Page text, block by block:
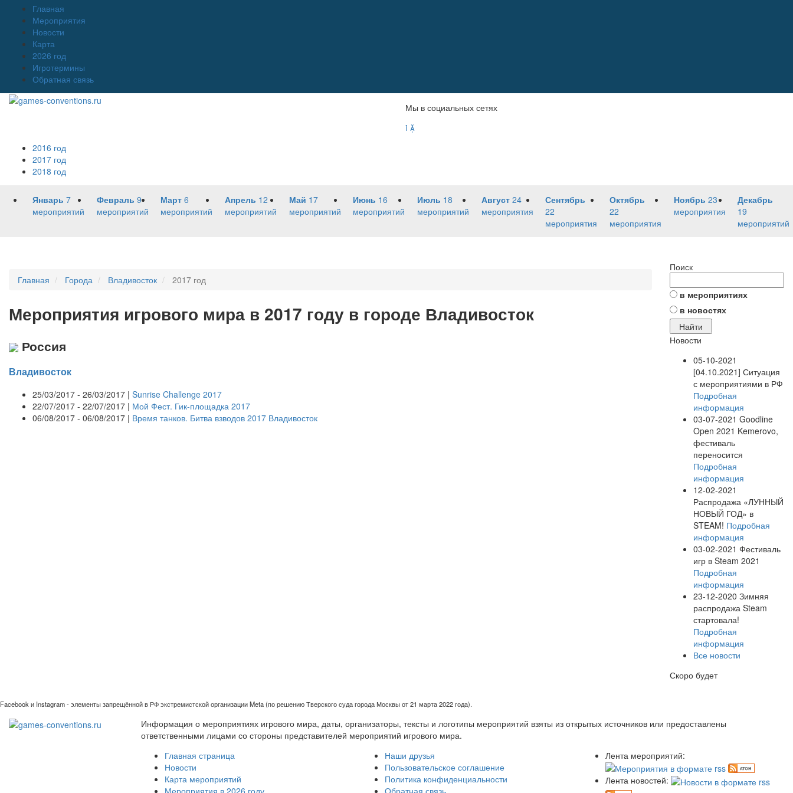
Главная
Мероприятия
Новости
Карта
2026 год
Игротермины
Обратная связь
Мы в социальных сетях
 
2016 год
2017 год
2018 год
Январь 7
мероприятий
Февраль 9
мероприятий
Март 6
мероприятий
Апрель 12
мероприятий
Май 17
мероприятий
Июнь 16
мероприятий
Июль 18
мероприятий
Август 24
мероприятия
Сентябрь
22
мероприятия
Октябрь
22
мероприятия
Ноябрь 23
мероприятия
Декабрь
19
мероприятий
Главная Города Владивосток 2017 год
Мероприятия игрового мира в 2017 году в городе Владивосток
Россия
Владивосток
25/03/2017 - 26/03/2017 | Sunrise Challenge 2017
22/07/2017 - 22/07/2017 | Мой Фест. Гик-площадка 2017
06/08/2017 - 06/08/2017 | Время танков. Битва взводов 2017 Владивосток
Поиск
в мероприятиях
в новостях
Новости
05-10-2021
[04.10.2021] Ситуация
с мероприятиями в РФ
Подробная
информация
03-07-2021 Goodline
Open 2021 Kemerovo,
фестиваль
переносится
Подробная
информация
12-02-2021
Распродажа «ЛУННЫЙ
НОВЫЙ ГОД» в
STEAM! Подробная
информация
03-02-2021 Фестиваль
игр в Steam 2021
Подробная
информация
23-12-2020 Зимняя
распродажа Steam
стартовала!
Подробная
информация
Все новости
Скоро будет
Facebook и Instagram - элементы запрещённой в РФ экстремистской организации Meta (по решению Тверского суда города Москвы от 21 марта 2022 года).
Информация о мероприятиях игрового мира, даты, организаторы, тексты и логотипы мероприятий взяты из открытых источников или предоставлены
ответственными лицами со стороны представителей мероприятий игрового мира.
Главная страница
Новости
Карта мероприятий
Мероприятия в 2026 году
Наши друзья
Пользовательское соглашение
Политика конфиденциальности
Обратная связь
Лента мероприятий:
Лента новостей: